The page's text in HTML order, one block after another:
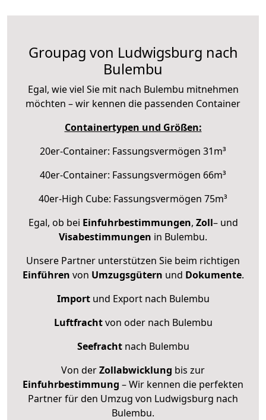
Groupag von Ludwigsburg nach
Bulembu
Egal, wie viel Sie mit nach Bulembu mitnehmen
möchten – wir kennen die passenden Container
Containertypen und Größen:
20er-Container: Fassungsvermögen 31m³
40er-Container: Fassungsvermögen 66m³
40er-High Cube: Fassungsvermögen 75m³
Egal, ob bei Einfuhrbestimmungen, Zoll– und
Visabestimmungen in Bulembu.
Unsere Partner unterstützen Sie beim richtigen
Einführen von Umzugsgütern und Dokumente.
Importund Export nach Bulembu
Luftfrachtvon oder nach Bulembu
Seefrachtnach Bulembu
Von derZollabwicklung bis zur
Einfuhrbestimmung – Wir kennen die perfekten
Partner für den Umzug von Ludwigsburg nach
Bulembu.